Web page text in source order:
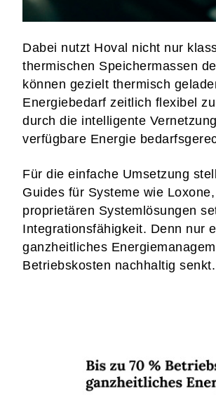
Dabei nutzt Hoval nicht nur
thermischen Speichermassen
können gezielt thermisch
Energiebedarf zeitlich flexibel
durch die intelligente
verfügbare Energie
Für die einfache Umsetzung
Guides für Systeme wie
proprietären Systemlösungen
Integrationsfähigkeit. Denn nur
ganzheitliches
Betriebskosten nachhaltig senkt.